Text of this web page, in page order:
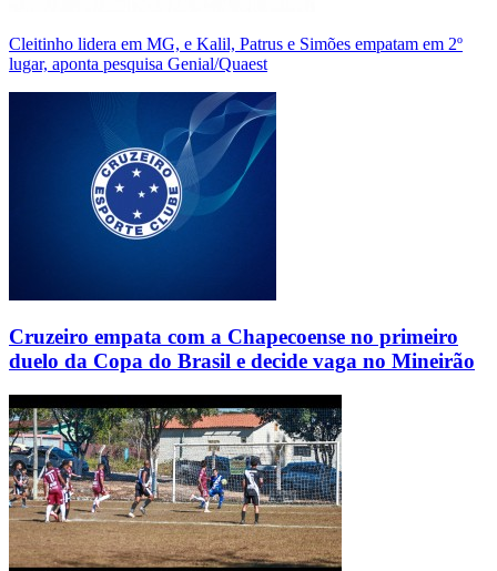
Cleitinho lidera em MG, e Kalil, Patrus e Simões empatam em 2º
lugar, aponta pesquisa Genial/Quaest
Cruzeiro empata com a Chapecoense no primeiro
duelo da Copa do Brasil e decide vaga no Mineirão